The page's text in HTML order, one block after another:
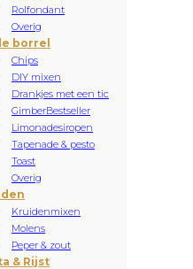
Rolfondant
Overig
borrel
Chips
DIY mixen
Drankjes met een tic
GimberBestseller
Limonadesiropen
Tapenade & pesto
Toast
Overig
Kruidenmixen
Molens
Peper & zout
& Rijst